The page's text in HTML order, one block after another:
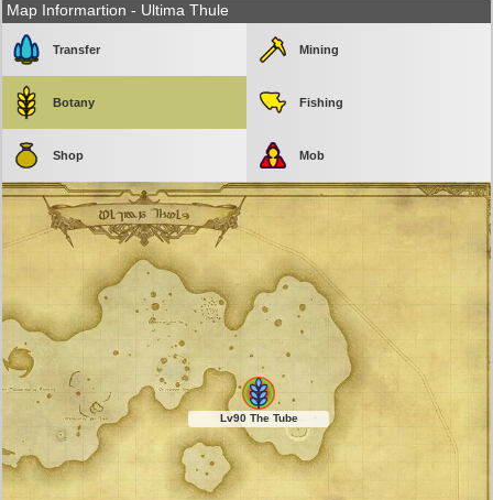
Map Informartion - Ultima Thule
Transfer Mining
Botany Fishing
Shop Mob
Lv90 The Tube